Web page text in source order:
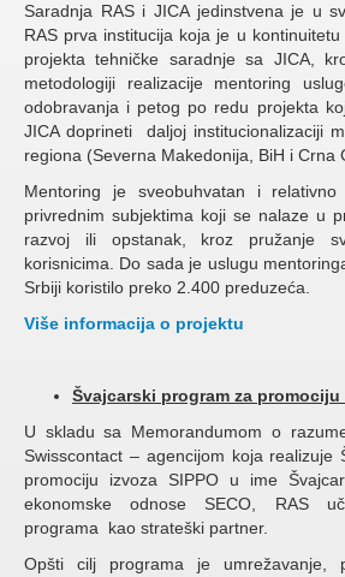
Saradnja RAS i JICA jedinstvena je u
RAS prva institucija koja je u
projekta tehničke saradnje sa JICA,
metodologiji realizacije mentoring
odobravanja i petog po redu projekta
JICA doprineti daljoj institucionalizaciji
regiona (Severna Makedonija, BiH i Crna
Mentoring je sveobuhvatan i
privrednim subjektima koji se nalaze u
razvoj ili opstanak, kroz pružanje
korisnicima. Do sada je uslugu
Srbiji koristilo preko 2.400 preduzeća.
Više informacija o projektu
Švajcarski program za promociju
U skladu sa Memorandumom o
Swisscontact – agencijom koja realizuje
promociju izvoza SIPPO u ime
ekonomske odnose SECO, RAS
programa kao strateški partner.
Opšti cilj programa je umrežavanje,